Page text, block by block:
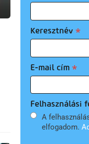
Keresztnév
E-mail cím
Felhasználási
A
elfogadom.